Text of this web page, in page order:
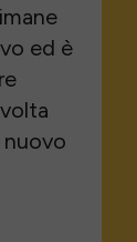
ed è
nuovo